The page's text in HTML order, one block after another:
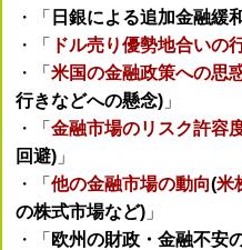
・「 日銀による追加金融緩
・「
ドル売り優勢地合いの
・「 米国の金融政策への思
行きなどへの懸念) 」
・「 金融市場のリスク許容
回避) 」
・「 他の金融市場の動向(米
の株式市場など) 」
・「 欧州の財政・金融不安